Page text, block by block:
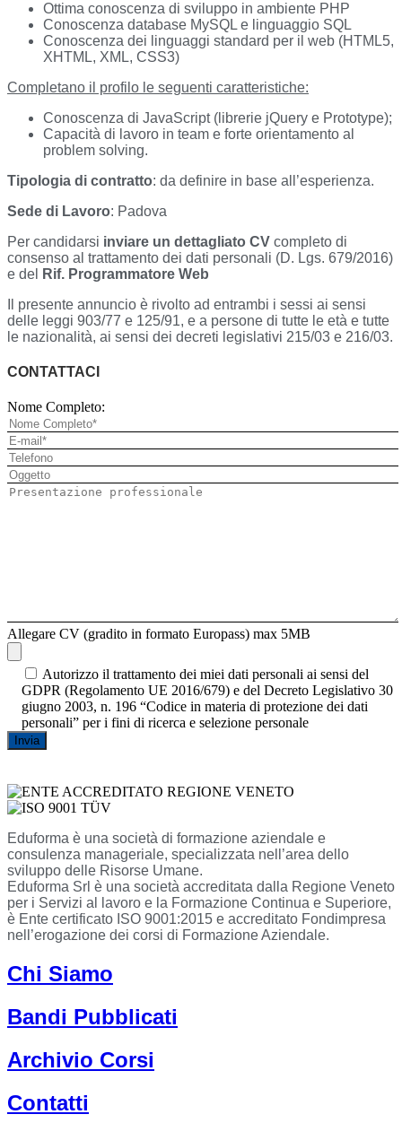
Ottima conoscenza di sviluppo in ambiente PHP
Conoscenza database MySQL e linguaggio SQL
Conoscenza dei linguaggi standard per il web (HTML5,
XHTML, XML, CSS3)
Completano il profilo le seguenti caratteristiche:
Conoscenza di JavaScript (librerie jQuery e Prototype);
Capacità di lavoro in team e forte orientamento al
problem solving.
Tipologia di contratto: da definire in base all’esperienza.
Sede di Lavoro: Padova
Per candidarsi inviare un dettagliato CV completo di
consenso al trattamento dei dati personali (D. Lgs. 679/2016)
e del
Rif. Programmatore Web
Il presente annuncio è rivolto ad entrambi i sessi ai sensi
delle leggi 903/77 e 125/91, e a persone di tutte le età e tutte
le nazionalità, ai sensi dei decreti legislativi 215/03 e 216/03.
CONTATTACI
Nome Completo:
Allegare CV (gradito in formato Europass) max 5MB
Autorizzo il trattamento dei miei dati personali ai sensi del
GDPR (Regolamento UE 2016/679) e del Decreto Legislativo 30
giugno 2003, n. 196 “Codice in materia di protezione dei dati
personali” per i fini di ricerca e selezione personale
Eduforma è una società di formazione aziendale e
consulenza manageriale, specializzata nell’area dello
sviluppo delle Risorse Umane.
Eduforma Srl è una società accreditata dalla Regione Veneto
per i Servizi al lavoro e la Formazione Continua e Superiore,
è Ente certificato ISO 9001:2015 e accreditato Fondimpresa
nell’erogazione dei corsi di Formazione Aziendale.
Chi Siamo
Bandi Pubblicati
Archivio Corsi
Contatti